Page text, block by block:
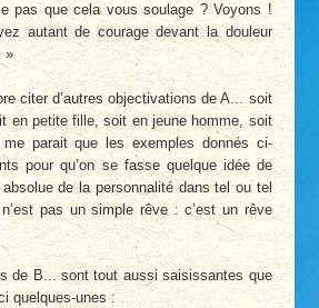
pas que cela vous soulage ? Voyons !
autant de courage devant la douleur
»
citer d’autres objectivations de A... soit
en petite fille, soit en jeune homme, soit
parait que les exemples donnés ci-
pour qu’on se fasse quelque idée de
de la personnalité dans tel ou tel
pas un simple rêve : c’est un rêve
de B... sont tout aussi saisissantes que
quelques-unes :